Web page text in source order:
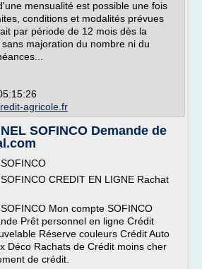
mensualité est possible une fois
conditions et modalités prévues
par période de 12 mois dès la
majoration du nombre ni du
agricole.fr
SOFINCO Demande de
CREDIT EN LIGNE Rachat
Mon compte SOFINCO
Prêt personnel en ligne Crédit
Réserve couleurs Crédit Auto
Déco Rachats de Crédit moins cher
de crédit.